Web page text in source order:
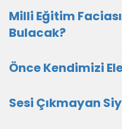
Milli Eğitim
Bulacak?
Önce Kendimizi
Sesi Çıkmayan